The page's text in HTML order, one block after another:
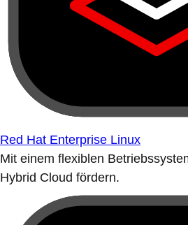
Red Hat Enterprise Linux
Mit einem flexiblen
Hybrid Cloud fördern.